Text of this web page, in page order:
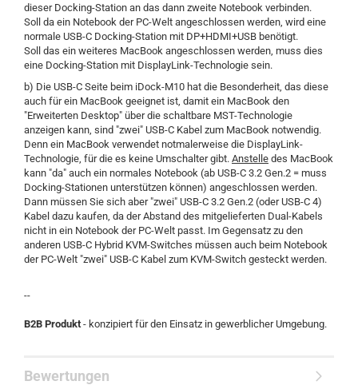
dieser Docking-Station an das dann zweite Notebook verbinden.
Soll da ein Notebook der PC-Welt angeschlossen werden, wird eine
normale USB-C Docking-Station mit DP+HDMI+USB benötigt.
Soll das ein weiteres MacBook angeschlossen werden, muss dies
eine Docking-Station mit DisplayLink-Technologie sein.
b) Die USB-C Seite beim iDock-M10 hat die Besonderheit, das diese
auch für ein MacBook geeignet ist, damit ein MacBook den
"Erweiterten Desktop" über die schaltbare MST-Technologie
anzeigen kann, sind "zwei" USB-C Kabel zum MacBook notwendig.
Denn ein MacBook verwendet notmalerweise die DisplayLink-
Technologie, für die es keine Umschalter gibt. Anstelle des MacBook
kann "da" auch ein normales Notebook (ab USB-C 3.2 Gen.2 = muss
Docking-Stationen unterstützen können) angeschlossen werden.
Dann müssen Sie sich aber "zwei" USB-C 3.2 Gen.2 (oder USB-C 4)
Kabel dazu kaufen, da der Abstand des mitgelieferten Dual-Kabels
nicht in ein Notebook der PC-Welt passt. Im Gegensatz zu den
anderen USB-C Hybrid KVM-Switches müssen auch beim Notebook
der PC-Welt "zwei" USB-C Kabel zum KVM-Switch gesteckt werden.
--
B2B Produkt - konzipiert für den Einsatz in gewerblicher Umgebung.
Bewertungen